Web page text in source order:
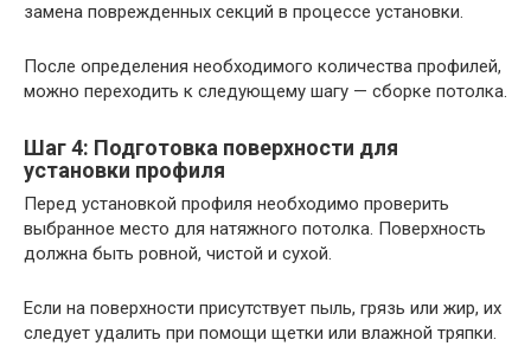
замена поврежденных секций в процессе установки.
После определения необходимого количества профилей,
можно переходить к следующему шагу — сборке потолка.
Шаг 4: Подготовка поверхности для
установки профиля
Перед установкой профиля необходимо проверить
выбранное место для натяжного потолка. Поверхность
должна быть ровной, чистой и сухой.
Если на поверхности присутствует пыль, грязь или жир, их
следует удалить при помощи щетки или влажной тряпки.